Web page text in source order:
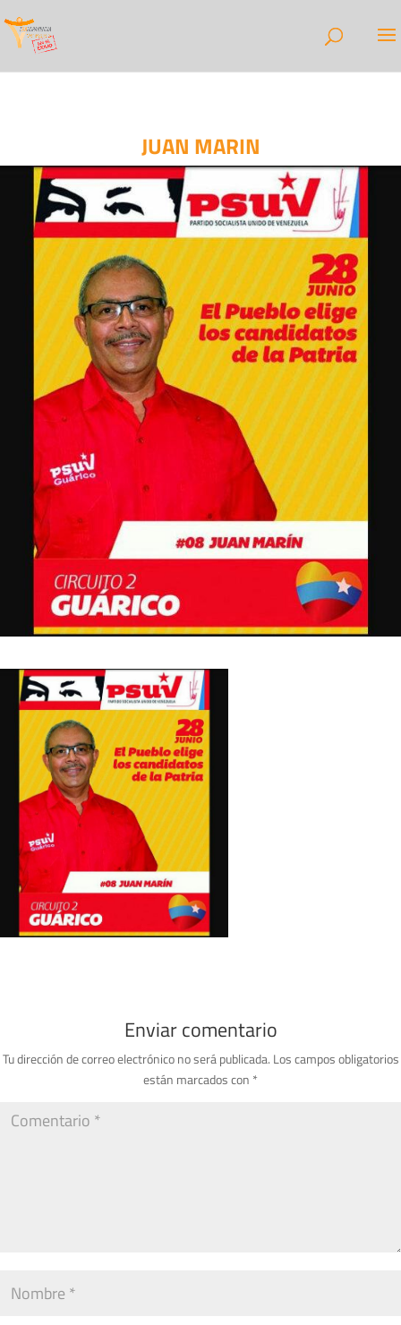
JUAN MARIN
Enviar comentario
Tu dirección de correo electrónico no será publicada. Los campos obligatorios
están marcados con *